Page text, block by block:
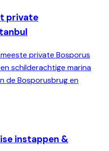
private
private Bosporus
schilderachtige marina
de Bosporusbrug en
instappen &